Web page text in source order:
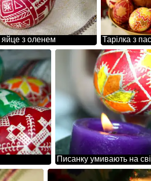
яйце з оленем Тарілка з
Писанку умивають на